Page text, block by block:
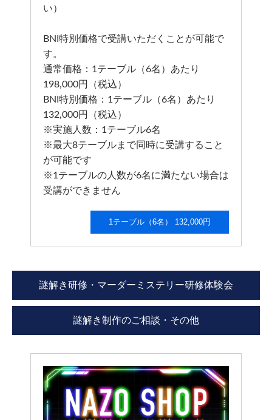
い）
BNI特別価格で受講いただくことが可能で
す。
通常価格：1テーブル（6名）あたり
198,000円（税込）
BNI特別価格：1テーブル（6名）あたり
132,000円（税込）
※実施人数：1テーブル6名
※最大8テーブルまで同時に受講すること
が可能です
※1テーブルの人数が6名に満たない場合は
受講ができません
1テーブル（6名） 132,000円
謎解き研修・マーダーミステリー研修体験会
謎解き制作のご相談・その他